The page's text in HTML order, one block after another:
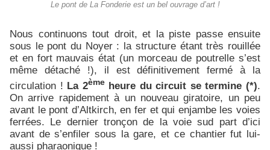
Le pont de La Fonderie est un bel ouvrage d’art !
Nous continuons tout droit, et la piste passe ensuite
sous le pont du Noyer : la structure étant très rouillée
et en fort mauvais état (un morceau de poutrelle s’est
même détaché !), il est définitivement fermé à la
circulation ! La 2èmeheure du circuit se termine (*).
On arrive rapidement à un nouveau giratoire, un peu
avant le pont d’Altkirch, en fer et qui enjambe les voies
ferrées. Le dernier tronçon de la voie sud part d’ici
avant de s’enfiler sous la gare, et ce chantier fut lui-
aussi pharaonique !